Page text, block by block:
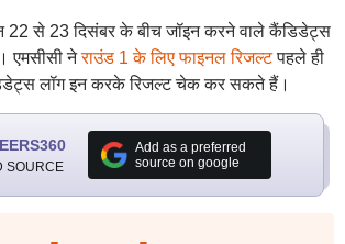
22 से 23 दिसंबर के बीच जॉइन करने वाले कैंडिडेट्स
एमसीसी नेराउंड 1 के लिए फाइनल रिजल्टपहले ही
लॉग इन करके रिजल्ट चेक कर सकते हैं।
SOURCE
Add as a preferred
source on google